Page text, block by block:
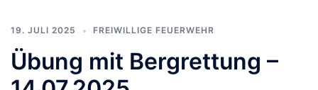
Hitze war der Stand der FF Oberhofen wieder gut
besucht.